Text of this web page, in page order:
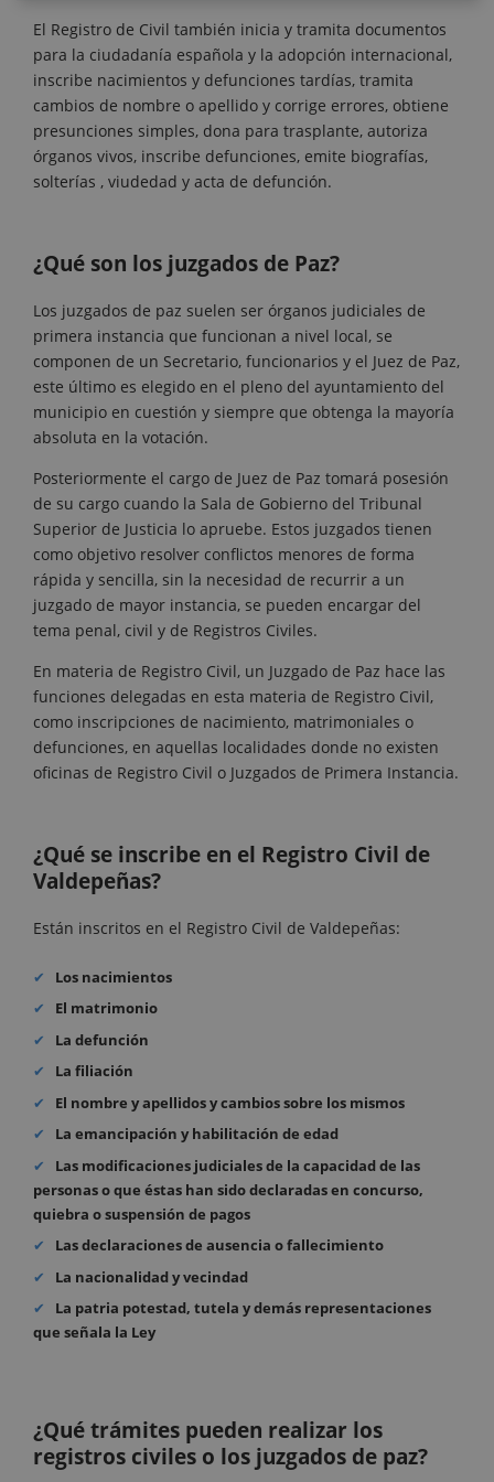
El Registro de Civil también inicia y tramita documentos
para la ciudadanía española y la adopción internacional,
inscribe nacimientos y defunciones tardías, tramita
cambios de nombre o apellido y corrige errores, obtiene
presunciones simples, dona para trasplante, autoriza
órganos vivos, inscribe defunciones, emite biografías,
solterías , viudedad y acta de defunción.
¿Qué son los juzgados de Paz?
Los juzgados de paz suelen ser órganos judiciales de
primera instancia que funcionan a nivel local, se
componen de un Secretario, funcionarios y el Juez de Paz,
este último es elegido en el pleno del ayuntamiento del
municipio en cuestión y siempre que obtenga la mayoría
absoluta en la votación.
Posteriormente el cargo de Juez de Paz tomará posesión
de su cargo cuando la Sala de Gobierno del Tribunal
Superior de Justicia lo apruebe. Estos juzgados tienen
como objetivo resolver conflictos menores de forma
rápida y sencilla, sin la necesidad de recurrir a un
juzgado de mayor instancia, se pueden encargar del
tema penal, civil y de Registros Civiles.
En materia de Registro Civil, un Juzgado de Paz hace las
funciones delegadas en esta materia de Registro Civil,
como inscripciones de nacimiento, matrimoniales o
defunciones, en aquellas localidades donde no existen
oficinas de Registro Civil o Juzgados de Primera Instancia.
¿Qué se inscribe en el Registro Civil de
Valdepeñas?
Están inscritos en el Registro Civil de Valdepeñas:
Los nacimientos
El matrimonio
La defunción
La filiación
El nombre y apellidos y cambios sobre los mismos
La emancipación y habilitación de edad
Las modificaciones judiciales de la capacidad de las
personas o que éstas han sido declaradas en concurso,
quiebra o suspensión de pagos
Las declaraciones de ausencia o fallecimiento
La nacionalidad y vecindad
La patria potestad, tutela y demás representaciones
que señala la Ley
¿Qué trámites pueden realizar los
registros civiles o los juzgados de paz?